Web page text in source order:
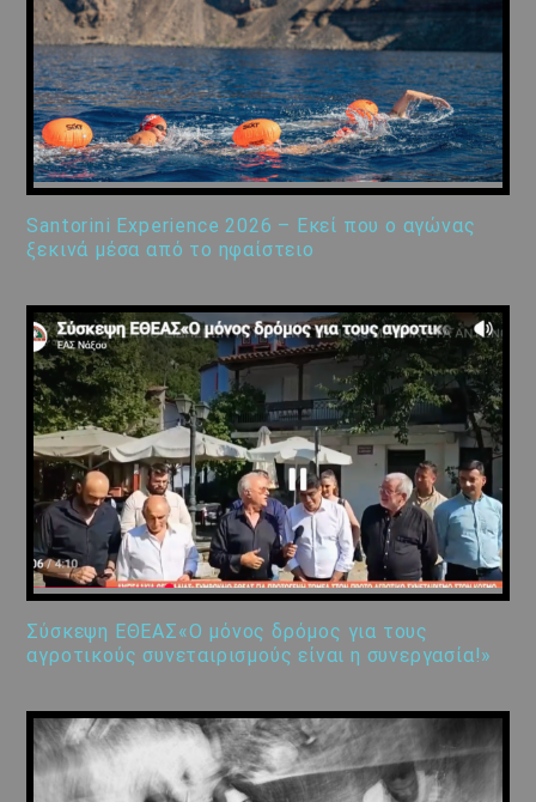
Santorini Experience 2026 – Εκεί που ο αγώνας
ξεκινά μέσα από το ηφαίστειο
Σύσκεψη ΕΘΕΑΣ«Ο μόνος δρόμος για τους
αγροτικούς συνεταιρισμούς είναι η συνεργασία!»